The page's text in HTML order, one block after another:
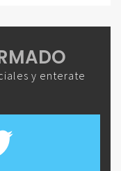
y enterate